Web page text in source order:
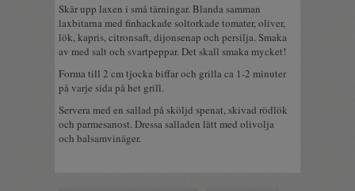
Skär upp laxen i små tärningar. Blanda samman
laxbitarna med finhackade soltorkade tomater, oliver,
lök, kapris, citronsaft, dijonsenap och persilja. Smaka
av med salt och svartpeppar. Det skall smaka mycket!
Forma till 2 cm tjocka biffar och grilla ca 1-2 minuter
på varje sida på het grill.
Servera med en sallad på sköljd spenat, skivad rödlök
och parmesanost. Dressa salladen lätt med olivolja
och balsamvinäger.